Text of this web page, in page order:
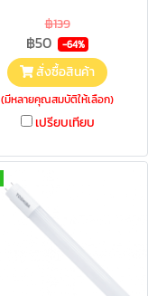
฿139
฿50 -64%
สั่งซื้อสินค้า
(มีหลายคุณสมบัติให้เลือก)
เปรียบเทียบ